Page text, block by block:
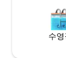
30분) 등 주요
니다. 도쿄 관
수